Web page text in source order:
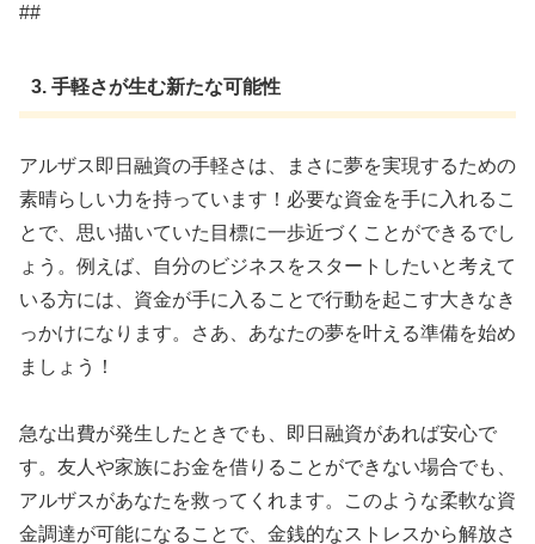
##
3. 手軽さが生む新たな可能性
アルザス即日融資の手軽さは、まさに夢を実現するための
素晴らしい力を持っています！必要な資金を手に入れるこ
とで、思い描いていた目標に一歩近づくことができるでし
ょう。例えば、自分のビジネスをスタートしたいと考えて
いる方には、資金が手に入ることで行動を起こす大きなき
っかけになります。さあ、あなたの夢を叶える準備を始め
ましょう！
急な出費が発生したときでも、即日融資があれば安心で
す。友人や家族にお金を借りることができない場合でも、
アルザスがあなたを救ってくれます。このような柔軟な資
金調達が可能になることで、金銭的なストレスから解放さ